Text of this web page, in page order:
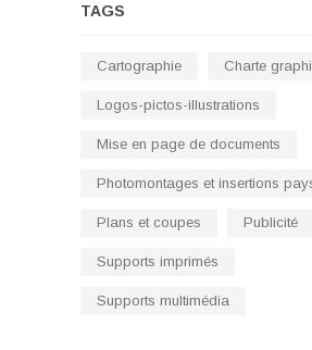
TAGS
Cartographie Charte
Logos-pictos-illustrations
Mise en page de documents
Photomontages et insertions
Plans et coupes Publicité
Supports imprimés
Supports multimédia